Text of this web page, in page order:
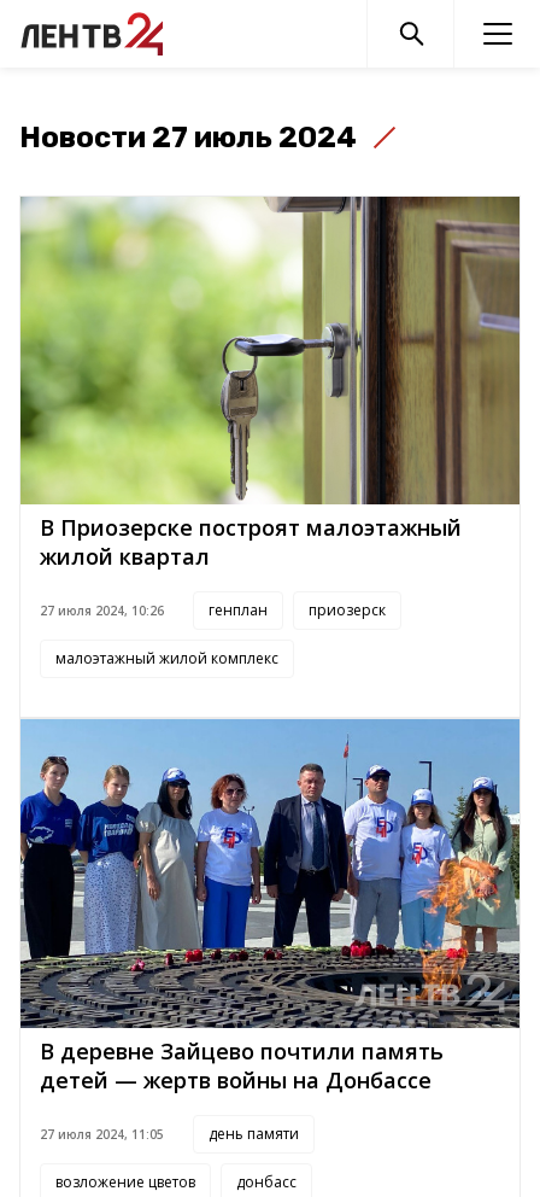
Новости 27 июль 2024
В Приозерске построят малоэтажный
жилой квартал
27 июля 2024, 10:26 генплан приозерск
малоэтажный жилой комплекс
В деревне Зайцево почтили память
детей — жертв войны на Донбассе
27 июля 2024, 11:05 день памяти
возложение цветов донбасс